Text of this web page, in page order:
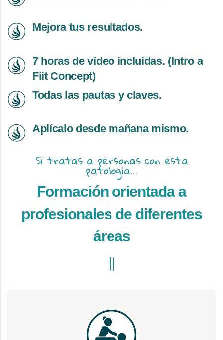
Mejora tus resultados.
7 horas de vídeo incluidas. (Intro a
Fiit Concept)
Todas las pautas y claves.
Aplícalo desde mañana mismo.
Si tratas a personas con esta
patología...
Formación orientada a
profesionales de diferentes
áreas